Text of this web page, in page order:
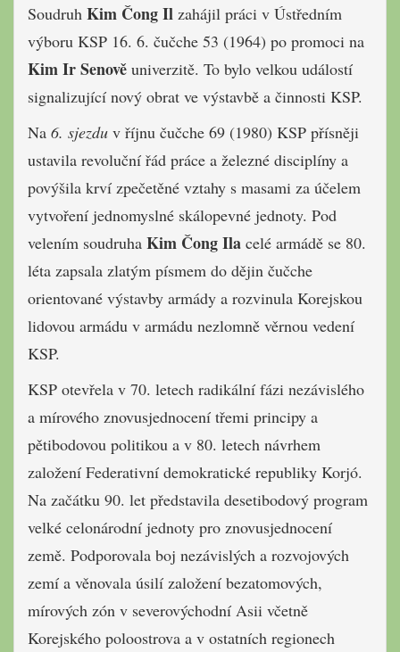
Soudruh Kim Čong Il zahájil práci v Ústředním
výboru KSP 16. 6. čučche 53 (1964) po promoci na
Kim Ir Senově univerzitě. To bylo velkou událostí
signalizující nový obrat ve výstavbě a činnosti KSP.
Na 6. sjezdu v říjnu čučche 69 (1980) KSP přísněji
ustavila revoluční řád práce a železné disciplíny a
povýšila krví zpečetěné vztahy s masami za účelem
vytvoření jednomyslné skálopevné jednoty. Pod
velením soudruha Kim Čong Ila celé armádě se 80.
léta zapsala zlatým písmem do dějin čučche
orientované výstavby armády a rozvinula Korejskou
lidovou armádu v armádu nezlomně věrnou vedení
KSP.
KSP otevřela v 70. letech radikální fázi nezávislého
a mírového znovusjednocení třemi principy a
pětibodovou politikou a v 80. letech návrhem
založení Federativní demokratické republiky Korjó.
Na začátku 90. let představila desetibodový program
velké celonárodní jednoty pro znovusjednocení
země. Podporovala boj nezávislých a rozvojových
zemí a věnovala úsilí založení bezatomových,
mírových zón v severovýchodní Asii včetně
Korejského poloostrova a v ostatních regionech